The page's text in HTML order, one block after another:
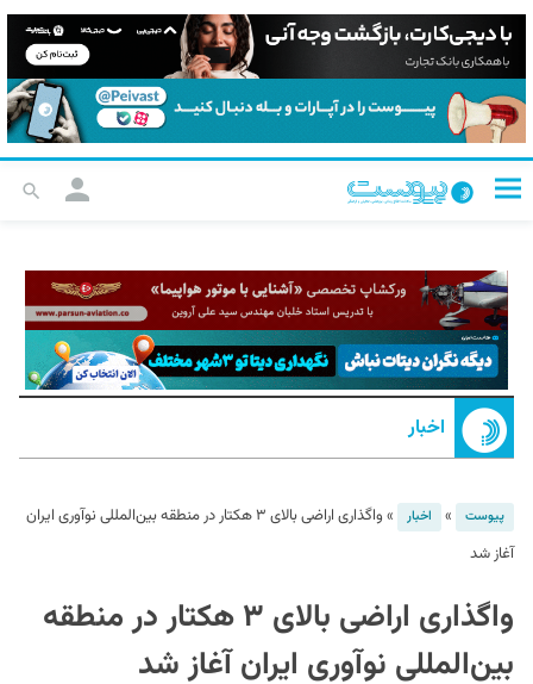
اخبار
پیوست » اخبار »
واگذاری اراضی بالای ۳ هکتار در منطقه بین‌المللی نوآوری ایران
آغاز شد
واگذاری اراضی بالای ۳ هکتار در منطقه
بین‌المللی نوآوری ایران آغاز شد